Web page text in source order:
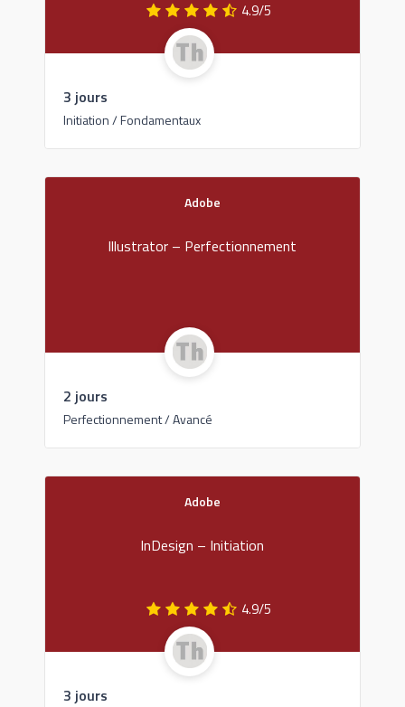
4.9/5
3 jours
Initiation / Fondamentaux
Adobe
Illustrator – Perfectionnement
2 jours
Perfectionnement / Avancé
Adobe
InDesign – Initiation
4.9/5
3 jours